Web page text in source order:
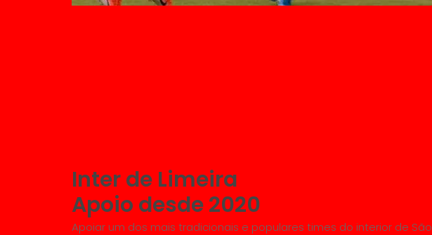
Inter de Limeira
Apoio desde 2020
Apoiar um dos mais tradicionais e populares times do interior de São